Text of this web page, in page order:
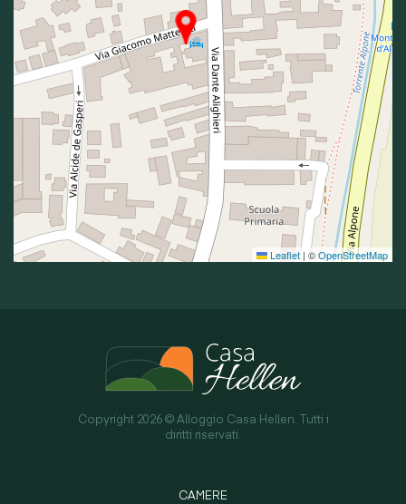
Leaflet | ©OpenStreetMap
Copyright 2026 © Alloggio Casa Hellen. Tutti i
diritti riservati.
CAMERE